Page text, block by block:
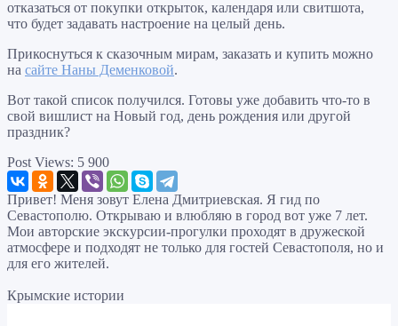
отказаться от покупки открыток, календаря или свитшота,
что будет задавать настроение на целый день.
Прикоснуться к сказочным мирам, заказать и купить можно
на сайте Наны Деменковой.
Вот такой список получился. Готовы уже добавить что-то в
свой вишлист на Новый год, день рождения или другой
праздник?
Post Views: 5 900
Привет! Меня зовут Елена Дмитриевская. Я гид по
Севастополю. Открываю и влюбляю в город вот уже 7 лет.
Мои авторские экскурсии-прогулки проходят в дружеской
атмосфере и подходят не только для гостей Севастополя, но и
для его жителей.
Крымские истории